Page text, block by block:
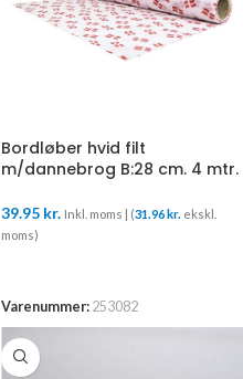
Bordløber hvid filt
m/dannebrog B:28 cm. 4 mtr.
39.95 kr. Inkl. moms | (31.96kr. ekskl.
moms)
Varenummer: 253082